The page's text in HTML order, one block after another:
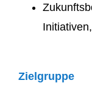
Zielgruppe